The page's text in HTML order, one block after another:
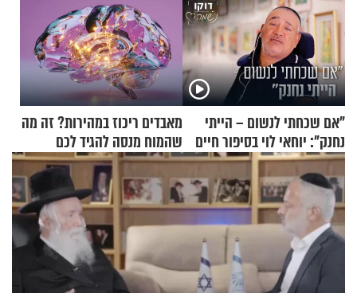
"אם שכחתי לנשום – הייתי
נחנק": יוחאי לוי בסיפור חיים
מעורר השראה
מאבדים ריכוז במהירות? זה מה
שהמוח מנסה להגיד לכם